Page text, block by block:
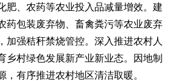
肥、农药等农业投入品减量增效。建
药包装废弃物、畜禽粪污等农业废弃
加强秸秆禁烧管控。深入推进农村人
乡村绿色发展新产业新业态。因地制
，有序推进农村地区清洁取暖。